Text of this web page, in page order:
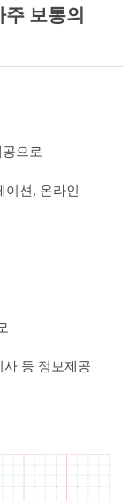
보통의
으로
션, 온라인
등 정보제공